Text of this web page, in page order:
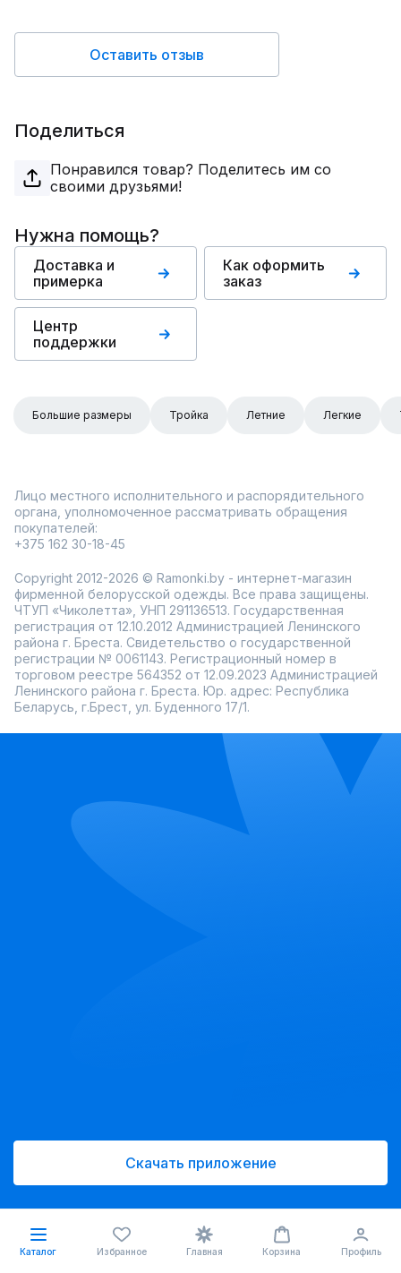
Оставить отзыв
Поделиться
Понравился товар? Поделитесь им со
своими друзьями!
Нужна помощь?
Доставка и
примерка
Как оформить
заказ
Центр
поддержки
Большие размеры Тройка Летние Легкие
Лицо местного исполнительного и распорядительного
органа, уполномоченное рассматривать обращения
покупателей:
+375 162 30-18-45
Copyright 2012-2026 © Ramonki.by - интернет-магазин
фирменной белорусской одежды. Все права защищены.
ЧТУП «Чиколетта», УНП 291136513. Государственная
регистрация от 12.10.2012 Администрацией Ленинского
района г. Бреста. Свидетельство о государственной
регистрации № 0061143. Регистрационный номер в
торговом реестре 564352 от 12.09.2023 Администрацией
Ленинского района г. Бреста. Юр. адрес: Республика
Беларусь, г.Брест, ул. Буденного 17/1.
Скачать приложение
Каталог Избранное Главная Корзина Профиль